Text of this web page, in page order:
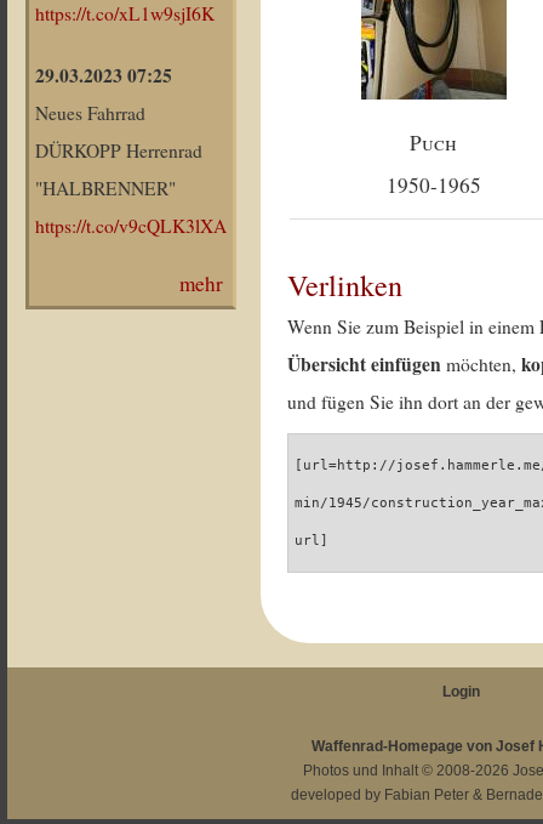
https://t.co/xL1w9sjI6K
29.03.2023 07:25
Neues Fahrrad
DÜRKOPP Herrenrad
"HALBRENNER"
https://t.co/v9cQLK3lXA
mehr
Puch
1950-1965
Verlinken
Wenn Sie zum Beispiel in
Übersicht einfügen möchten,
und fügen Sie ihn dort an der
[url=http://
min/1945/
url]
Login
Waffenrad-Homepage von Josef
Photos und Inhalt © 2008-2026
developed by Fabian Peter &